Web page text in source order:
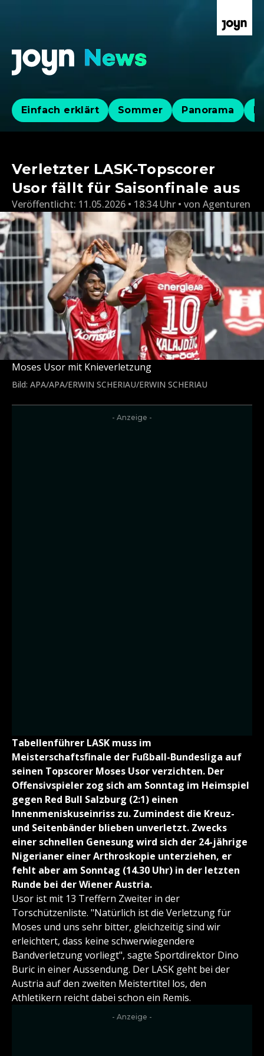
Einfach erklärt Sommer Panorama
Verletzter LASK-Topscorer
Usor fällt für Saisonfinale aus
Veröffentlicht: 11.05.2026 • 18:34 Uhr von Agenturen
Moses Usor mit Knieverletzung
Bild: APA/APA/ERWIN SCHERIAU/ERWIN SCHERIAU
- Anzeige -
Tabellenführer LASK muss im
Meisterschaftsfinale der Fußball-Bundesliga auf
seinen Topscorer Moses Usor verzichten. Der
Offensivspieler zog sich am Sonntag im Heimspiel
gegen Red Bull Salzburg (2:1) einen
Innenmeniskuseinriss zu. Zumindest die Kreuz-
und Seitenbänder blieben unverletzt. Zwecks
einer schnellen Genesung wird sich der 24-jährige
Nigerianer einer Arthroskopie unterziehen, er
fehlt aber am Sonntag (14.30 Uhr) in der letzten
Runde bei der Wiener Austria.
Usor ist mit 13 Treffern Zweiter in der
Torschützenliste. "Natürlich ist die Verletzung für
Moses und uns sehr bitter, gleichzeitig sind wir
erleichtert, dass keine schwerwiegendere
Bandverletzung vorliegt", sagte Sportdirektor Dino
Buric in einer Aussendung. Der LASK geht bei der
Austria auf den zweiten Meistertitel los, den
Athletikern reicht dabei schon ein Remis.
- Anzeige -